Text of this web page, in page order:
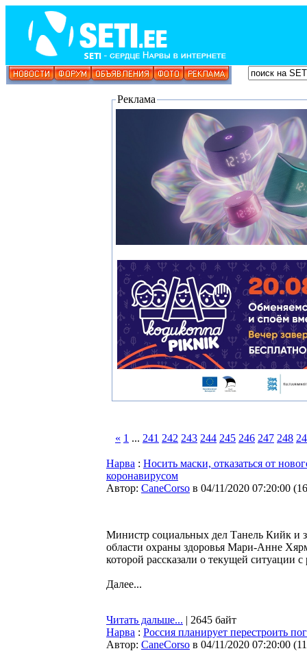
Реклама
« 1 ... 241 242 243 244 245 246 247 248
Нарва : Носить маски, отказаться от
коронавирусом
Автор: CaneCorso в 04/11/2020 07:20:00 (
Министр социальных дел Танель Кийк и
области охраны здоровья Мари-Анне
которой рассказали о текущей ситуации
Далее...
Читать дальше... | 2645 байт
Нарва : Россия планирует перестроить
Автор: CaneCorso в 04/11/2020 07:20:00 (